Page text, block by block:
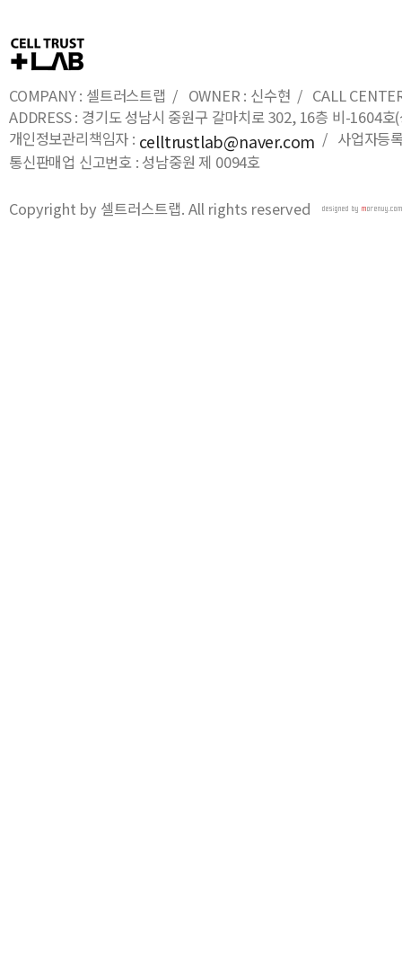
COMPANY : 셀트러스트랩 / OWNER : 신수현 / CALL
ADDRESS : 경기도 성남시 중원구 갈마치로 302, 16층 비-1604
개인정보관리책임자 : celltrustlab@naver.com / 사업자등
통신판매업 신고번호 : 성남중원 제 0094호
Copyright by 셀트러스트랩. All rights reserved